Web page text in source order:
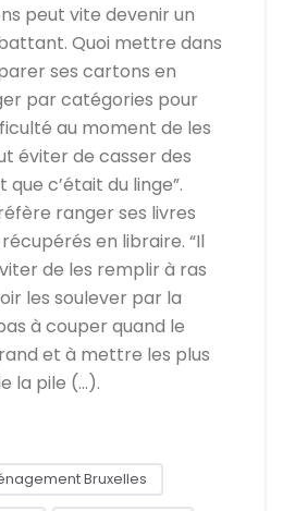
peut vite devenir un
Quoi mettre dans
ses cartons en
par catégories pour
au moment de les
éviter de casser des
c’était du linge”.
ranger ses livres
en libraire. “Il
de les remplir à ras
les soulever par la
à couper quand le
et à mettre les plus
la pile (…).
Bruxelles